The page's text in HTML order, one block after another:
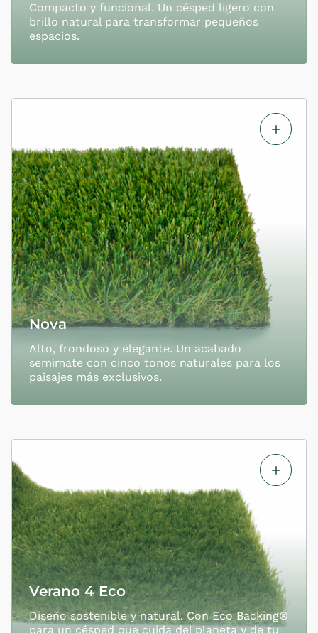
Compacto y funcional. Un césped ligero con
brillo natural para transformar pequeños
espacios.
Nova
Alto, frondoso y elegante. Un acabado
semimate con cinco tonos naturales para los
paisajes más exclusivos.
Verano 4 Eco
Diseño sostenible y natural. Con Eco Backing®
para un césped que cuida del planeta y de tu